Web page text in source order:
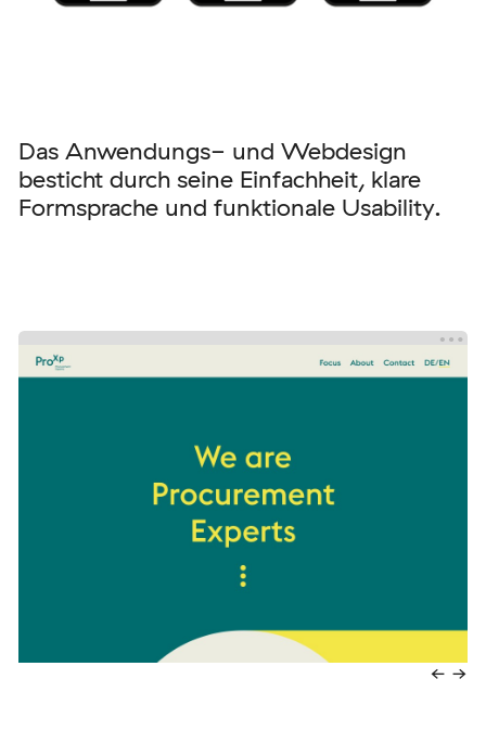
Das Anwendungs- und Webdesign
besticht durch seine Einfachheit, klare
Formsprache und funktionale Usability.
← →